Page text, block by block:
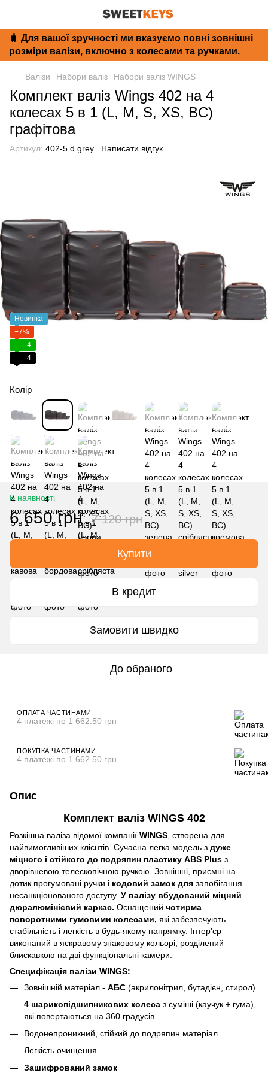
🧳 Для вашої зручності ми вказуємо повні зовнішні
розміри валізи, включно з колесами та ручками.
Валізи Набори валіз Набори валіз WINGS
Комплект валіз Wings 402 на 4
колесах 5 в 1 (L, M, S, XS, BC)
графітова
Артикул: 402-5 d.grey Написати відгук
Новинка
−7%
4
4
Колір
В наявності
6 650 грн 7 120 грн
Купити
В кредит
Замовити швидко
До обраного
ОПЛАТА ЧАСТИНАМИ
4 платежі по 1 662.50 грн
ПОКУПКА ЧАСТИНАМИ
4 платежі по 1 662.50 грн
Опис
Комплект валіз WINGS 402
Розкішна валіза відомої компанії WINGS , створена для
найвимогливіших клієнтів. Сучасна легка модель з дуже
міцного і стійкого до подряпин пластику ABS Plus з
дворівневою телескопічною ручкою. Зовнішні, приємні на
дотик прогумовані ручки і кодовий замок для запобігання
несанкціонованого доступу. У валізу вбудований міцний
дюралюмінієвий каркас. Оснащений чотирма
поворотними гумовими колесами, які забезпечують
стабільність і легкість в будь-якому напрямку. Інтер'єр
виконаний в яскравому знаковому кольорі, розділений
блискавкою на дві функціональні камери.
Специфікація валізи WINGS:
Зовнішній матеріал - АБС (акрилонітрил, бутадієн, стирол)
4 шарикопідшипникових колеса з суміші (каучук + гума),
які повертаються на 360 градусів
Водонепроникний, стійкий до подряпин матеріал
Легкість очищення
Зашифрований замок